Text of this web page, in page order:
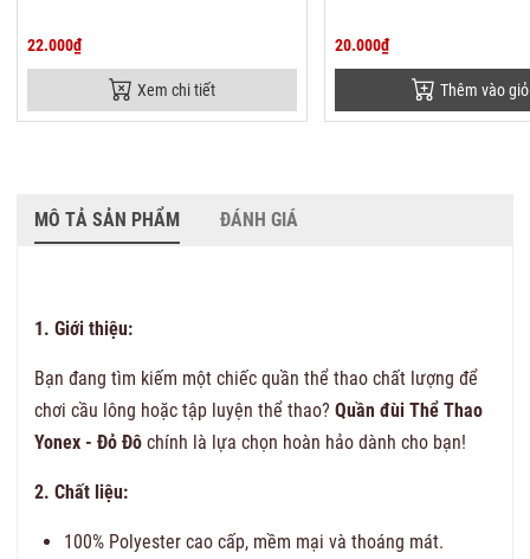
22.000₫
Xem chi tiết
20.000₫
Thêm vào giỏ
MÔ TẢ SẢN PHẨM ĐÁNH GIÁ
1. Giới thiệu:
Bạn đang tìm kiếm một chiếc quần thể thao chất lượng để
chơi cầu lông hoặc tập luyện thể thao? Quần đùi Thể Thao
Yonex - Đỏ Đô chính là lựa chọn hoàn hảo dành cho bạn!
2. Chất liệu:
100% Polyester cao cấp, mềm mại và thoáng mát.